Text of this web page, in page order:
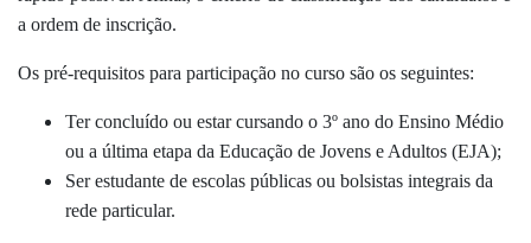
a ordem de inscrição.
Os pré-requisitos para participação no curso são os seguintes:
Ter concluído ou estar cursando o 3º ano do Ensino Médio
ou a última etapa da Educação de Jovens e Adultos (EJA);
Ser estudante de escolas públicas ou bolsistas integrais da
rede particular.